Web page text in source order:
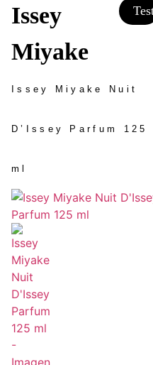
Issey
Miyake
Issey Miyake Nuit
D’Issey Parfum 125
ml